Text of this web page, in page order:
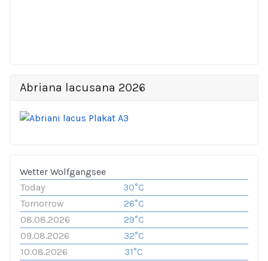
Abriana lacusana 2026
Wetter Wolfgangsee
Today
30°C
Tomorrow
26°C
08.08.2026
29°C
09.08.2026
32°C
10.08.2026
31°C